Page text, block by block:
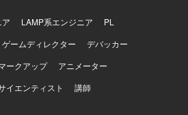
LAMP系エンジニア
PL
ゲームディレクター
デバッカー
ークアップ
アニメーター
イエンティスト 講師